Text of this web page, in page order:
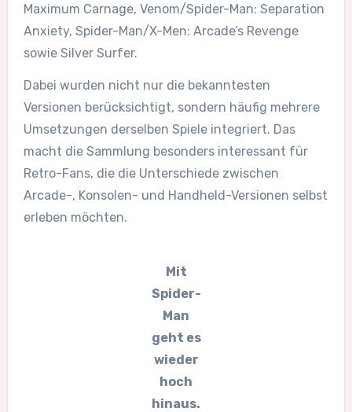
Maximum Carnage, Venom/Spider-Man: Separation
Anxiety, Spider-Man/X-Men: Arcade’s Revenge
sowie Silver Surfer.
Dabei wurden nicht nur die bekanntesten
Versionen berücksichtigt, sondern häufig mehrere
Umsetzungen derselben Spiele integriert. Das
macht die Sammlung besonders interessant für
Retro-Fans, die die Unterschiede zwischen
Arcade-, Konsolen- und Handheld-Versionen selbst
erleben möchten.
Mit
Spider-
Man
geht es
wieder
hoch
hinaus.